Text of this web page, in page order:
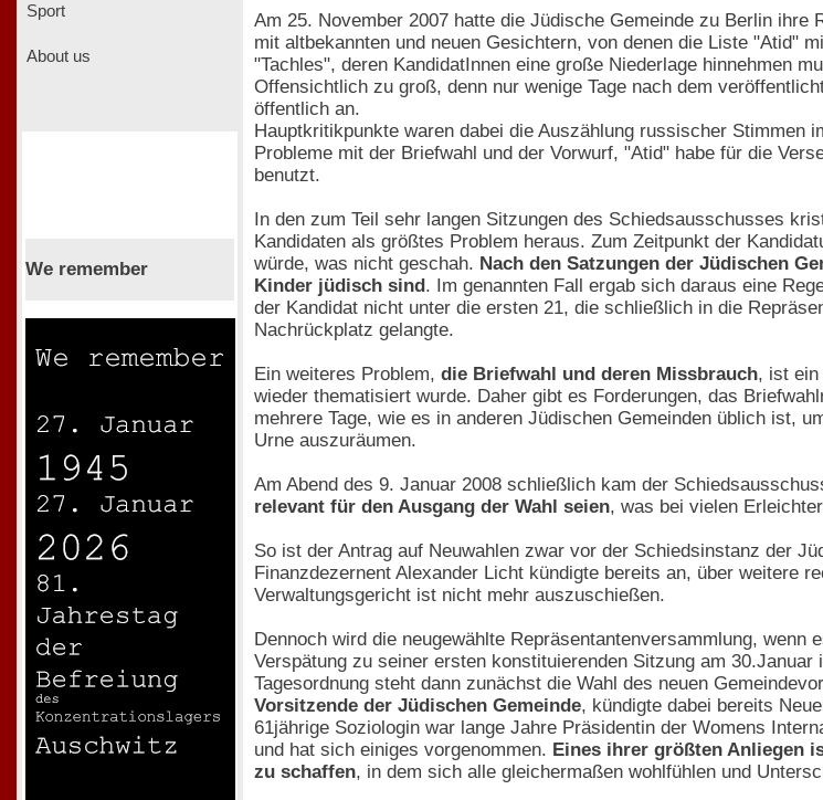
Sport
About us
We remember
Am 25. November 2007 hatte die Jüdische Gemeinde zu Berlin
mit altbekannten und neuen Gesichtern, von denen die Liste "Atid"
"Tachles", deren KandidatInnen eine große Niederlage hinnehmen
Offensichtlich zu groß, denn nur wenige Tage nach dem
öffentlich an.
Hauptkritikpunkte waren dabei die Auszählung russischer Stimmen
Probleme mit der Briefwahl und der Vorwurf, "Atid" habe für die
benutzt.
In den zum Teil sehr langen Sitzungen des Schiedsausschusses
Kandidaten als größtes Problem heraus. Zum Zeitpunkt der
würde, was nicht geschah. Nach den Satzungen der Jüdischen
Kinder jüdisch sind. Im genannten Fall ergab sich daraus eine
der Kandidat nicht unter die ersten 21, die schließlich in die
Nachrückplatz gelangte.
Ein weiteres Problem, die Briefwahl und deren Missbrauch, ist ein
wieder thematisiert wurde. Daher gibt es Forderungen, das
mehrere Tage, wie es in anderen Jüdischen Gemeinden üblich ist,
Urne auszuräumen.
Am Abend des 9. Januar 2008 schließlich kam der
relevant für den Ausgang der Wahl seien, was bei vielen
So ist der Antrag auf Neuwahlen zwar vor der Schiedsinstanz der
Finanzdezernent Alexander Licht kündigte bereits an, über weitere
Verwaltungsgericht ist nicht mehr auszuschießen.
Dennoch wird die neugewählte Repräsentantenversammlung,
Verspätung zu seiner ersten konstituierenden Sitzung am
Tagesordnung steht dann zunächst die Wahl des neuen
Vorsitzende der Jüdischen Gemeinde, kündigte dabei bereits
61jährige Soziologin war lange Jahre Präsidentin der Womens
und hat sich einiges vorgenommen. Eines ihrer größten Anliegen
zu schaffen, in dem sich alle gleichermaßen wohlfühlen und